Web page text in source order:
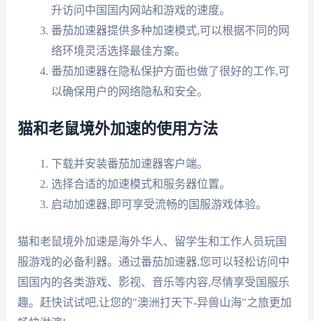
升访问中国国内网站和游戏的速度。
番茄加速器提供多种加速模式,可以根据不同的网
络环境灵活选择最佳方案。
番茄加速器在隐私保护方面也做了很好的工作,可
以确保用户的网络隐私和安全。
猫和老鼠境外加速的使用方法
下载并安装番茄加速器客户端。
选择合适的加速模式和服务器位置。
启动加速器,即可享受流畅的国服游戏体验。
猫和老鼠境外加速是海外华人、留学生和工作人员玩国
服游戏的必备利器。通过番茄加速器,您可以轻松访问中
国国内的各类游戏、影视、音乐等内容,尽情享受国服乐
趣。赶快试试吧,让您的"澳洲打天下-异兽山海"之旅更加